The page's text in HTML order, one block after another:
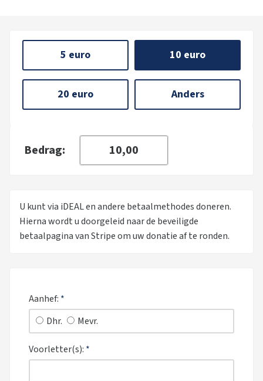
5 euro 10 euro
20 euro Anders
Bedrag:
U kunt via iDEAL en andere betaalmethodes doneren.
Hierna wordt u doorgeleid naar de beveiligde
betaalpagina van Stripe om uw donatie af te ronden.
Aanhef: *
Dhr.
Mevr.
Voorletter(s): *